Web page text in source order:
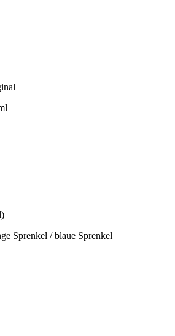
Sprenkel / blaue Sprenkel